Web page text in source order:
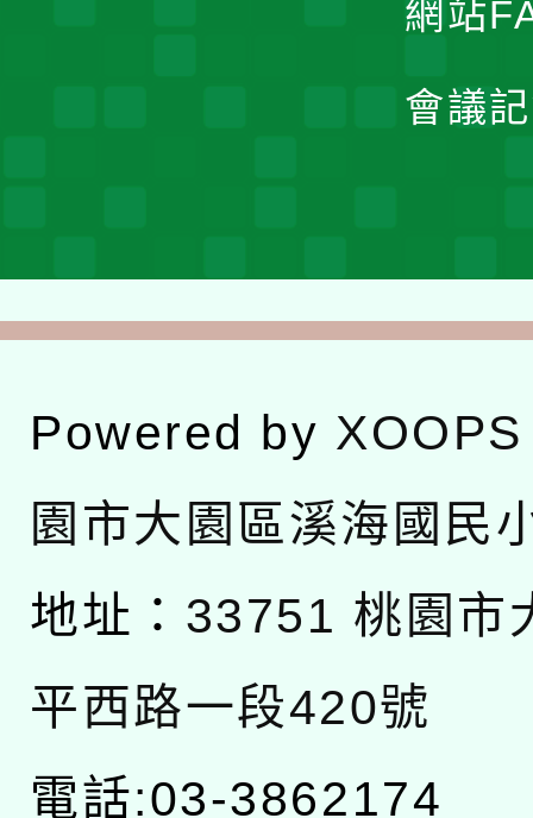
網站
會議
Powered by XOOPS
園市大園區溪海國民
地址： 33751 桃園市
平西路一段420號
電話:03-3862174